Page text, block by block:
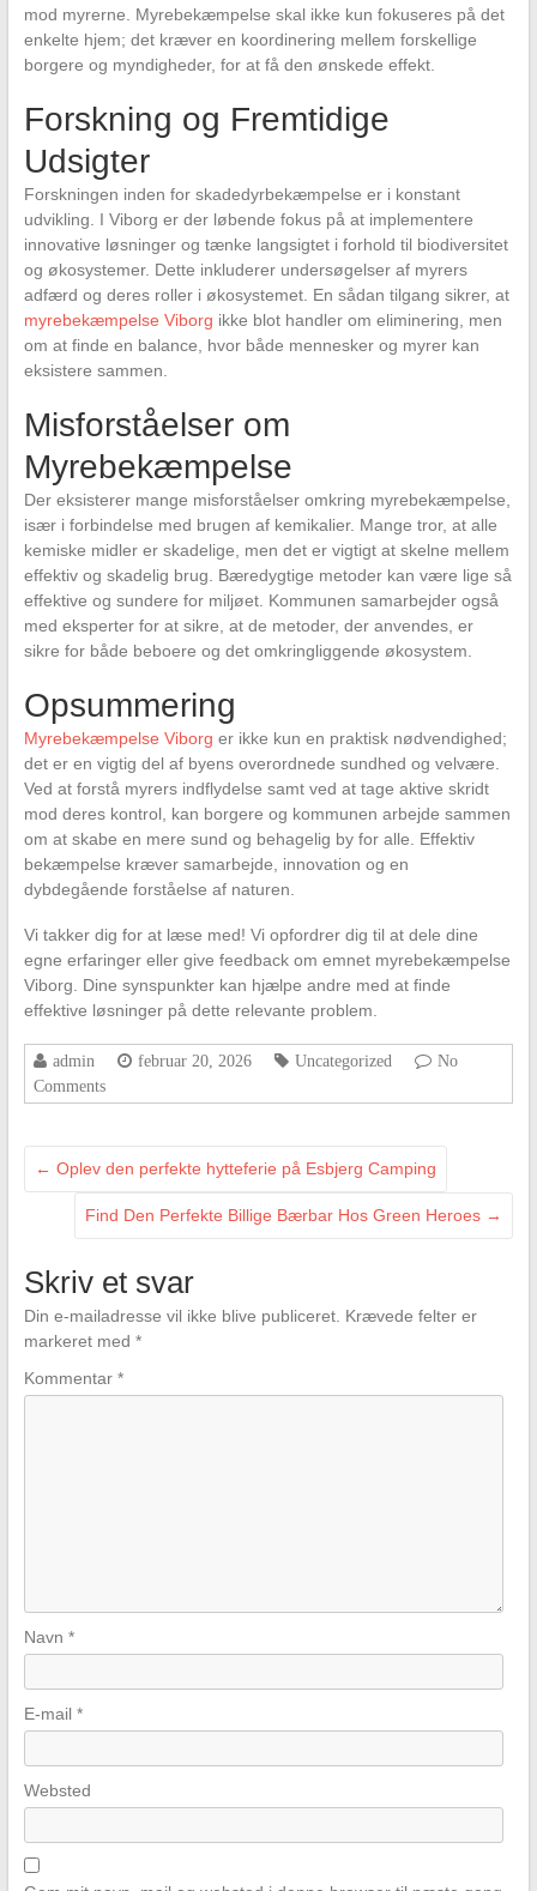
mod myrerne. Myrebekæmpelse skal ikke kun fokuseres på det
enkelte hjem; det kræver en koordinering mellem forskellige
borgere og myndigheder, for at få den ønskede effekt.
Forskning og Fremtidige
Udsigter
Forskningen inden for skadedyrbekæmpelse er i konstant
udvikling. I Viborg er der løbende fokus på at implementere
innovative løsninger og tænke langsigtet i forhold til biodiversitet
og økosystemer. Dette inkluderer undersøgelser af myrers
adfærd og deres roller i økosystemet. En sådan tilgang sikrer, at
myrebekæmpelse Viborg ikke blot handler om eliminering, men
om at finde en balance, hvor både mennesker og myrer kan
eksistere sammen.
Misforståelser om
Myrebekæmpelse
Der eksisterer mange misforståelser omkring myrebekæmpelse,
især i forbindelse med brugen af kemikalier. Mange tror, at alle
kemiske midler er skadelige, men det er vigtigt at skelne mellem
effektiv og skadelig brug. Bæredygtige metoder kan være lige så
effektive og sundere for miljøet. Kommunen samarbejder også
med eksperter for at sikre, at de metoder, der anvendes, er
sikre for både beboere og det omkringliggende økosystem.
Opsummering
Myrebekæmpelse Viborg er ikke kun en praktisk nødvendighed;
det er en vigtig del af byens overordnede sundhed og velvære.
Ved at forstå myrers indflydelse samt ved at tage aktive skridt
mod deres kontrol, kan borgere og kommunen arbejde sammen
om at skabe en mere sund og behagelig by for alle. Effektiv
bekæmpelse kræver samarbejde, innovation og en
dybdegående forståelse af naturen.
Vi takker dig for at læse med! Vi opfordrer dig til at dele dine
egne erfaringer eller give feedback om emnet myrebekæmpelse
Viborg. Dine synspunkter kan hjælpe andre med at finde
effektive løsninger på dette relevante problem.
admin februar 20, 2026 Uncategorized
No
Comments
← Oplev den perfekte hytteferie på Esbjerg Camping
Find Den Perfekte Billige Bærbar Hos Green Heroes →
Skriv et svar
Din e-mailadresse vil ikke blive publiceret. Krævede felter er
markeret med *
Kommentar *
Navn *
E-mail *
Websted